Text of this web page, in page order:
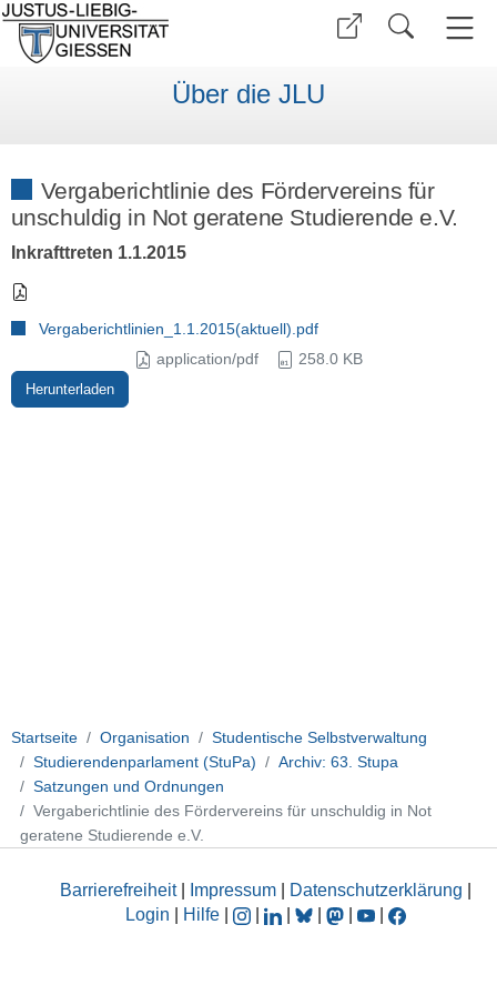
Über die JLU
Vergaberichtlinie des Fördervereins für
unschuldig in Not geratene Studierende e.V.
Inkrafttreten 1.1.2015
Vergaberichtlinien_1.1.2015(aktuell).pdf
application/pdf
258.0 KB
Herunterladen
Startseite Organisation
Studentische Selbstverwaltung
Studierendenparlament (StuPa)
Archiv: 63. Stupa
Satzungen und Ordnungen
Vergaberichtlinie des Fördervereins für unschuldig in Not
geratene Studierende e.V.
Barrierefreiheit| Impressum Datenschutzerklärung
Login
Hilfe